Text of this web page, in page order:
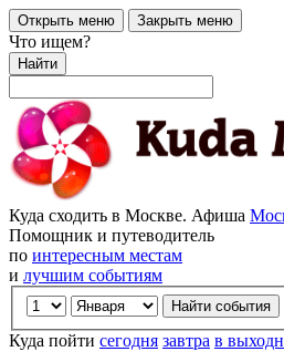
Открыть меню Закрыть меню
Что ищем?
Найти
Куда сходить в Москве. Афиша
Помощник и путеводитель
по интересным местам
и лучшим событиям
Куда пойти сегодня завтра в